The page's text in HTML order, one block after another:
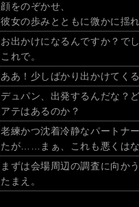
顔をのぞかせ、
彼女の歩みとともに微かに揺れ
お出かけになるんですか？で
これで。
ああ！少しばかり出かけてくる
デュパン、出発するんだな？
アテはあるのか？
老練かつ沈着冷静なパートナ
たが……まぁ、これも悪くはな
まずは会場周辺の調査に向か
たまえ。